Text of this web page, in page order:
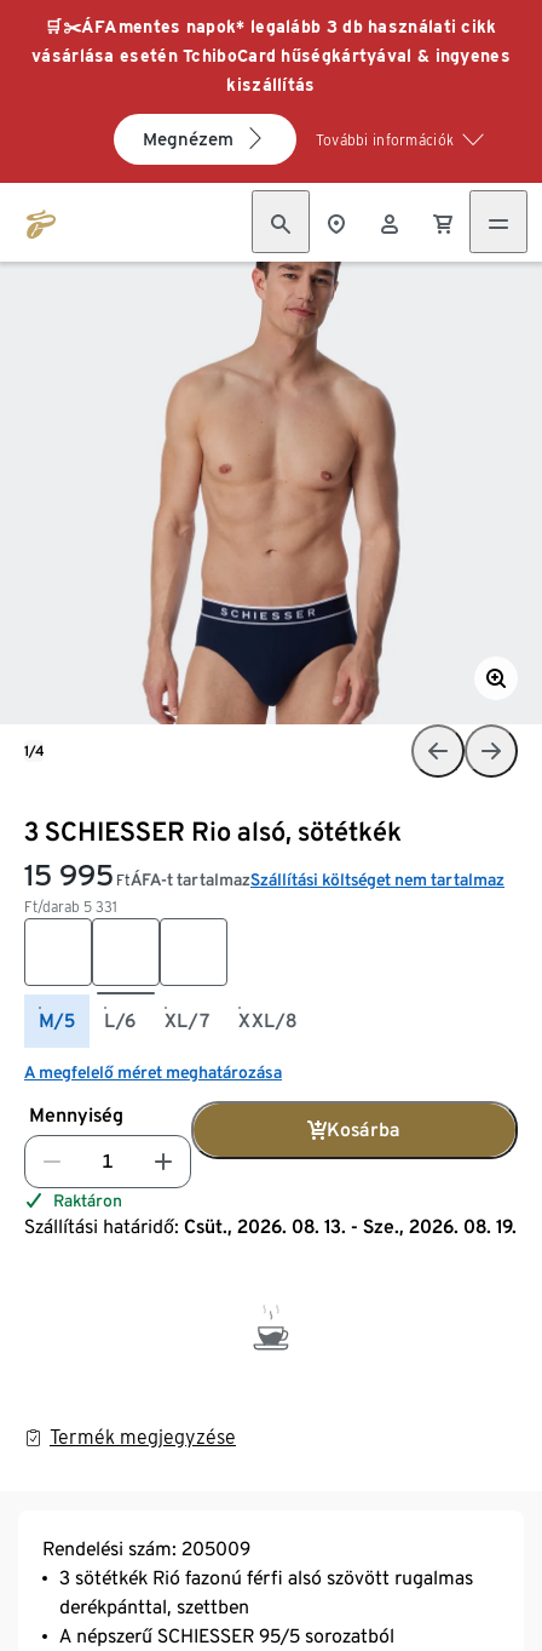
🛒✂️ÁFAmentes napok* legalább 3 db használati cikk
vásárlása esetén TchiboCard hűségkártyával & ingyenes
kiszállítás
Megnézem További információk
3 SCHIESSER Rio alsó, sötétkék
15 995 Ft
Ft/darab 5 331
ÁFA-t tartalmazSzállítási költséget nem tartalmaz
M/5 L/6 XL/7 XXL/8
A megfelelő méret meghatározása
Mennyiség
Kosárba
Raktáron
Szállítási határidő: Csüt., 2026. 08. 13. - Sze., 2026. 08. 19.
Termék megjegyzése
1/4
Rendelési szám: 205009
3 sötétkék Rió fazonú férfi alsó szövött rugalmas
derékpánttal, szettben
A népszerű SCHIESSER 95/5 sorozatból